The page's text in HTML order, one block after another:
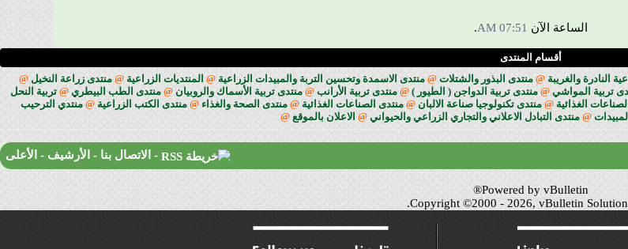
الساعة الآن 07:51 AM
.
أقسام المنتدى
النادرة والغريبة @منتدى البذور والشتلات @ منتدى الاسمدة وتحسين التربة والمبيدات الزراعية @المنتديات الزراعية @منتدى زراعة النخيل @
تربية المواشي @منتدى تربية الدواجن ( الطيور ) @منتدى تربية الأرانب @منتدى تربية الأسماك والروبيان @ منتدى الطب البيطري @تربية النحل
الغذائية @منتدى تكنولوجيا صناعة الالبان @منتدى الصناعات الغذائية @منتدى الصحة والغذاء @منتدى الكتب الزراعية @منتدي الترحيب
@منتدى التبادل الاعلاني والتجاري الزراعي والحيواني @الاعلان بالموقع @
- الاتصال بنا - الأرشيف - الأعلى
Powered by vBulletin®
Copyright ©2000 - 2026, vBulletin